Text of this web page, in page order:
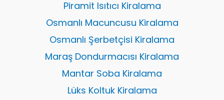
Piramit Isıtıcı Kiralama
Osmanlı Macuncusu Kiralama
Osmanlı Şerbetçisi Kiralama
Maraş Dondurmacısı Kiralama
Mantar Soba Kiralama
Lüks Koltuk Kiralama